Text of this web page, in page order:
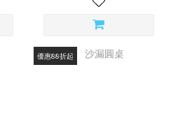
優惠88折起